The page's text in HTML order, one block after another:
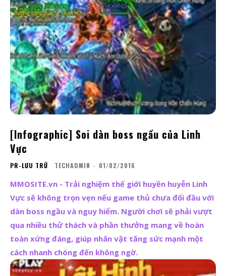
[Infographic] Soi dàn boss ngầu của Linh
Vực
PR-LƯU TRỮ TECHADMIN - 01/02/2016
MMOSITE.vn - Trải nghiệm thế giới huyền huyễn Linh
Vực sẽ không trọn vẹn nếu game thủ chưa đối đầu với
dàn boss ngầu và nguy hiểm. Người chơi sẽ phải vượt
qua nhiều thử thách và phần thưởng mang về hoàn
toàn xứng đáng, giúp nhân vật tăng sức mạnh một
cách nhanh chóng đến không ngờ.